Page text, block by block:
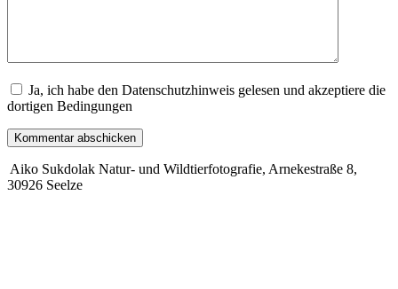
Ja, ich habe den Datenschutzhinweis gelesen und akzeptiere die
dortigen Bedingungen
Aiko Sukdolak Natur- und Wildtierfotografie, Arnekestraße 8,
30926 Seelze